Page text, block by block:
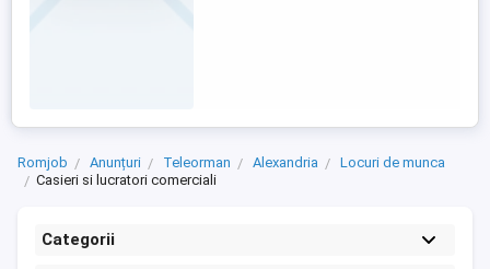
Romjob Anunțuri Teleorman Alexandria
Locuri de munca
Casieri si lucratori comerciali
Categorii